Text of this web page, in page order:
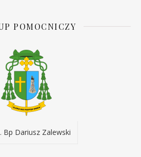
POMOCNICZY
Bp Dariusz Zalewski